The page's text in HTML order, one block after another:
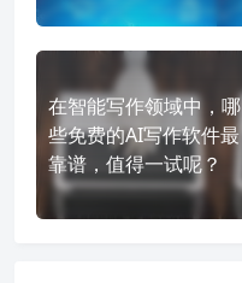
在智能写作领域中，哪
些免费的AI写作软件最
靠谱，值得一试呢？